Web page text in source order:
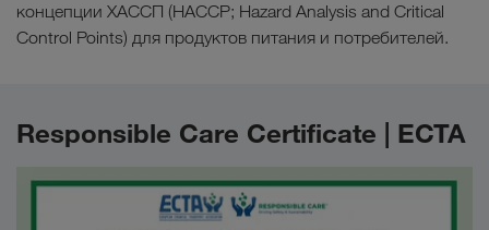
концепции ХАССП (HACCP; Hazard Analysis and Critical
Control Points) для продуктов питания и потребителей.
Responsible Care Certificate | ECTA